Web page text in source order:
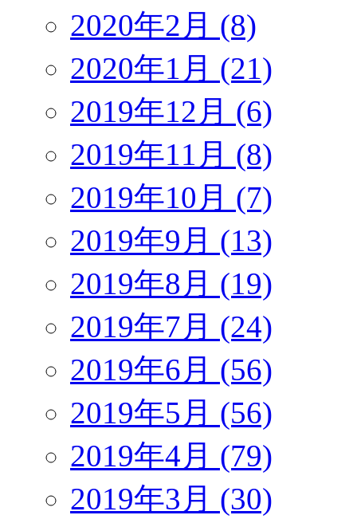
2020年2月 (8)
2020年1月 (21)
2019年12月 (6)
2019年11月 (8)
2019年10月 (7)
2019年9月 (13)
2019年8月 (19)
2019年7月 (24)
2019年6月 (56)
2019年5月 (56)
2019年4月 (79)
2019年3月 (30)